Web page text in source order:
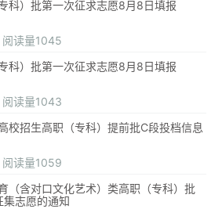
科）批第一次征求志愿8月8日填报
阅读量1045
科）批第一次征求志愿8月8日填报
阅读量1043
校招生高职（专科）提前批C段投档信息
阅读量1059
（含对口文化艺术）类高职（专科）批
集志愿的通知